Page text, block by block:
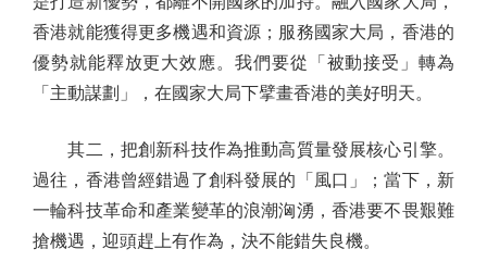
香港就能獲得更多機遇和資源；服務國家大局，香港的
優勢就能釋放更大效應。我們要從「被動接受」轉為
「主動謀劃」，在國家大局下擘畫香港的美好明天。
其二，把創新科技作為推動高質量發展核心引擎。
過往，香港曾經錯過了創科發展的「風口」；當下，新
一輪科技革命和產業變革的浪潮洶湧，香港要不畏艱難
搶機遇，迎頭趕上有作為，決不能錯失良機。